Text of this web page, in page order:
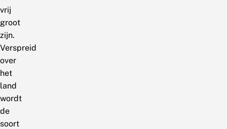
vrij
groot
zijn.
Verspreid
over
het
land
wordt
de
soort